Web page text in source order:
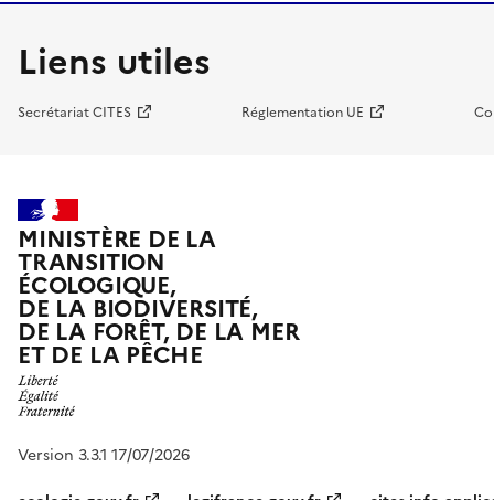
Liens utiles
Secrétariat CITES Réglementation UE
MINISTÈRE DE LA
TRANSITION
ÉCOLOGIQUE,
DE LA BIODIVERSITÉ,
DE LA FORÊT, DE LA MER
ET DE LA PÊCHE
Version 3.3.1 17/07/2026